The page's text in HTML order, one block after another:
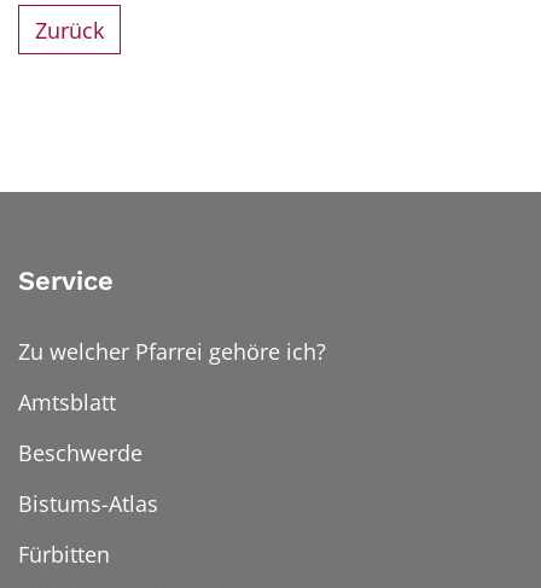
Zurück
Service
Zu welcher Pfarrei gehöre ich?
Amtsblatt
Beschwerde
Bistums-Atlas
Fürbitten